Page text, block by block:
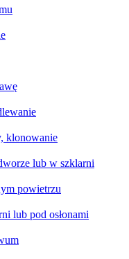
lub w szklarni
powietrzu
pod osłonami